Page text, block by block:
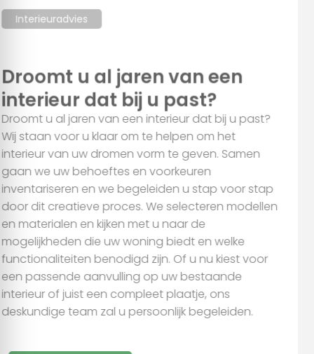
om ons websiteverkeer te analyseren. Ook delen we
kunnen deze gegevens combineren met andere informatie
die u aan ze heeft verstrekt of die ze hebben verzameld op
basis van uw gebruik van hun services.
Alles toestaan
Aanpassen
Interieuradvies
Droomt u al jaren van een
interieur dat bij u past?
Droomt u al jaren van een interieur dat bij u past?
Wij staan voor u klaar om te helpen om het
interieur van uw dromen vorm te geven. Samen
gaan we uw behoeftes en voorkeuren
inventariseren en we begeleiden u stap voor stap
door dit creatieve proces. We selecteren modellen
en materialen en kijken met u naar de
mogelijkheden die uw woning biedt en welke
functionaliteiten benodigd zijn. Of u nu kiest voor
een passende aanvulling op uw bestaande
interieur of juist een compleet plaatje, ons
deskundige team zal u persoonlijk begeleiden.